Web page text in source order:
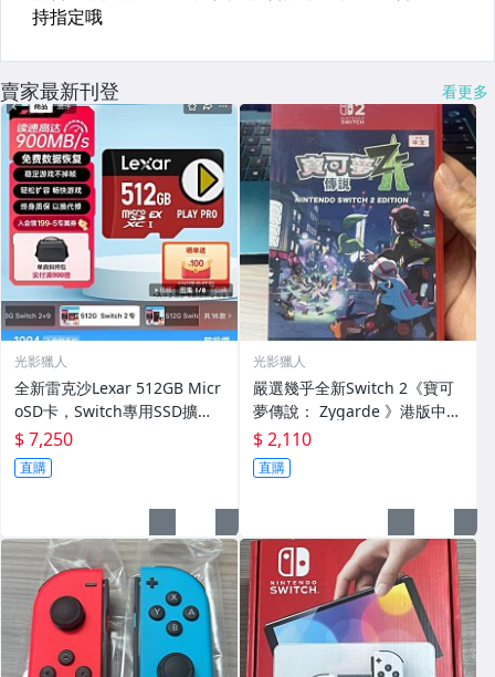
賣家最新刊登 看更多
光影獵人
全新雷克沙Lexar 512GB Micr
oSD卡，Switch專用SSD擴充
卡，玩PRO專供 512G Switch
SSD 存儲 擴充卡
$ 7,250
直購
光影獵人
嚴選幾乎全新Switch 2《寶可
夢傳說： Zygarde 》港版中文
卡帶，附原盒，讀寫正常，支
持最新主機，適合線上對戰，
即刻體驗精彩冒險！ 寶可夢 聯
$ 2,110
直購